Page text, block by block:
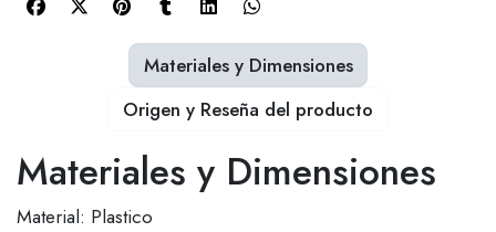
Materiales y Dimensiones
Material: Plastico
Materiales y Dimensiones
Origen y Reseña del producto